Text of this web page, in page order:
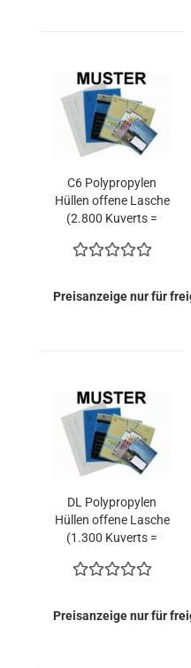
C6 Polypropylen
Hüllen offene Lasche
(2.800 Kuverts =
Preisanzeige nur für
DL Polypropylen
Hüllen offene Lasche
(1.300 Kuverts =
Preisanzeige nur für